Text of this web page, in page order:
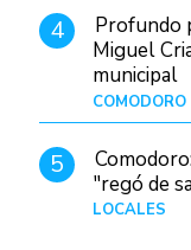
4
Profundo
Miguel
municipal
5
"regó de
LOCALES